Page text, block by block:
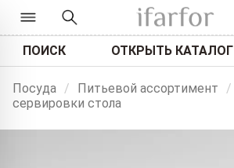
ПОИСК ОТКРЫТЬ КАТАЛОГ
Посуда / Питьевой ассортимент /
сервировки стола